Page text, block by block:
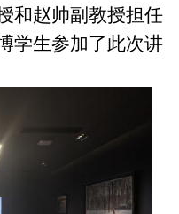
和赵帅副教授担任
学生参加了此次讲